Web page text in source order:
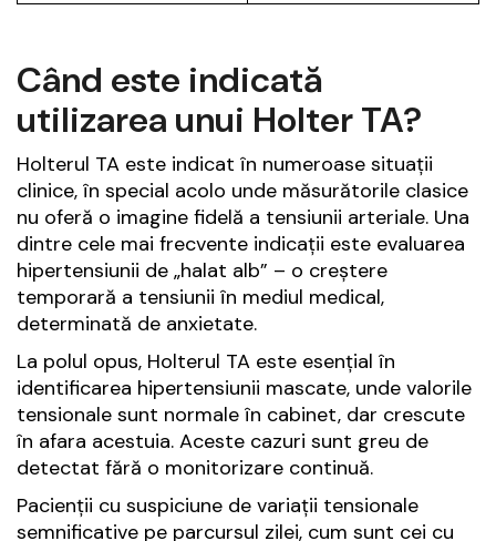
Când este indicată
utilizarea unui Holter TA?
Holterul TA este indicat în numeroase situații
clinice, în special acolo unde măsurătorile clasice
nu oferă o imagine fidelă a tensiunii arteriale. Una
dintre cele mai frecvente indicații este evaluarea
hipertensiunii de „halat alb” – o creștere
temporară a tensiunii în mediul medical,
determinată de anxietate.
La polul opus, Holterul TA este esențial în
identificarea hipertensiunii mascate, unde valorile
tensionale sunt normale în cabinet, dar crescute
în afara acestuia. Aceste cazuri sunt greu de
detectat fără o monitorizare continuă.
Pacienții cu suspiciune de variații tensionale
semnificative pe parcursul zilei, cum sunt cei cu